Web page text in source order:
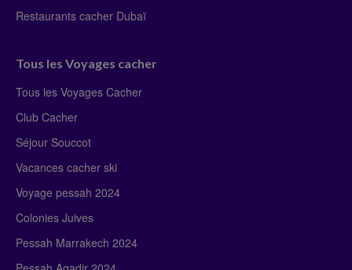
Restaurants cacher Dubaï
Tous les Voyages cacher
Tous les Voyages Cacher
Club Cacher
Séjour Souccot
Vacances cacher ski
Voyage pessah 2024
Colonies Juives
Pessah Marrakech 2024